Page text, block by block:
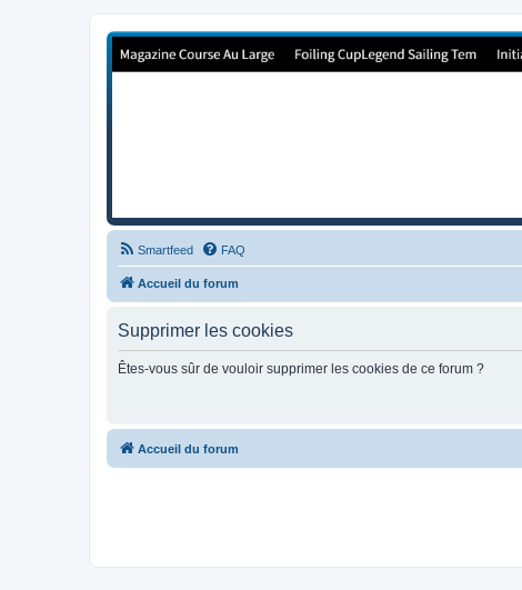
Forum de Cup In Europe
Smartfeed FAQ
Accueil du forum
Supprimer les cookies
Êtes-vous sûr de vouloir supprimer les cookies de ce forum ?
Accueil du forum